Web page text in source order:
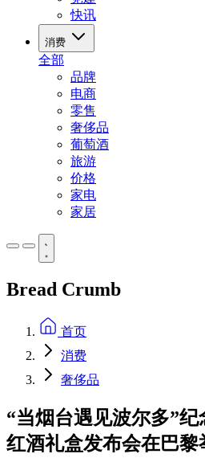
快讯
消费
全部
品牌
电商
零售
奢侈品
葡萄酒
旅游
价格
家电
家居
Bread Crumb
首页
消费
奢侈品
“当烟台遇见波尔多”
红酒礼盒发布会在巴黎